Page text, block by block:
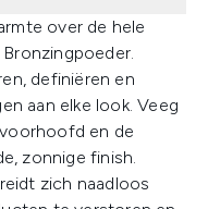
over de hele
definiëren en
aan elke look. Veeg
en de
zonnige finish.
zich naadloos